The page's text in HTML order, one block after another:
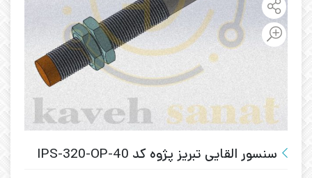
سنسور القایی تبریز پژوه کد IPS-320-OP-40